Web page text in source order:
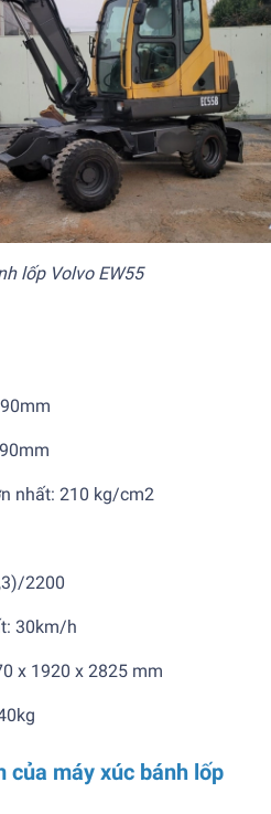
lốp Volvo EW55
nhất: 210 kg/cm2
2200
30km/h
x 1920 x 2825 mm
của máy xúc bánh lốp